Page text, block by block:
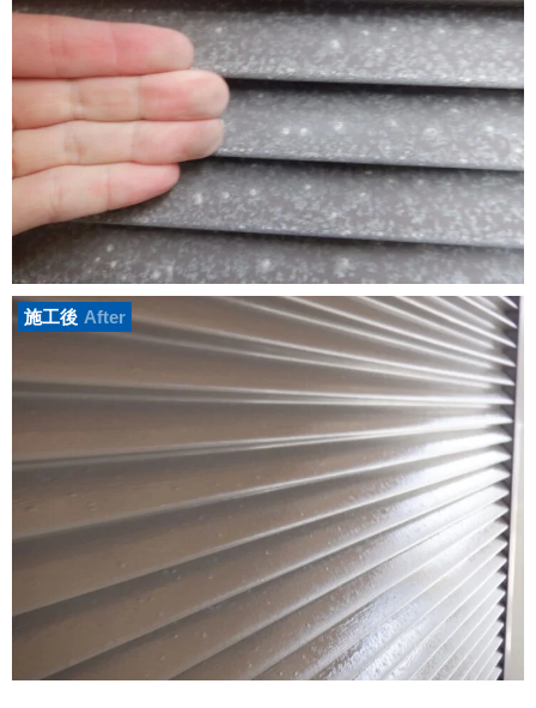
施工後 After